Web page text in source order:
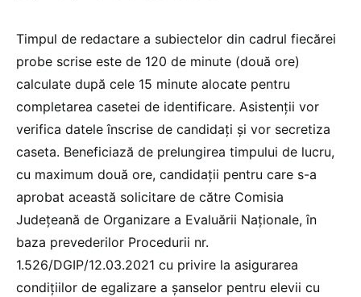
Timpul de redactare a subiectelor din cadrul fiecărei
probe scrise este de 120 de minute (două ore)
calculate după cele 15 minute alocate pentru
completarea casetei de identificare. Asistenții vor
verifica datele înscrise de candidați și vor secretiza
caseta. Beneficiază de prelungirea timpului de lucru,
cu maximum două ore, candidații pentru care s-a
aprobat această solicitare de către Comisia
Județeană de Organizare a Evaluării Naționale, în
baza prevederilor Procedurii nr.
1.526/DGIP/12.03.2021 cu privire la asigurarea
condițiilor de egalizare a șanselor pentru elevii cu